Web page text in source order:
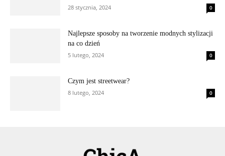
28 stycznia, 2024
0
Najlepsze sposoby na tworzenie modnych stylizacji
na co dzień
5 lutego, 2024
0
Czym jest streetwear?
8 lutego, 2024
0